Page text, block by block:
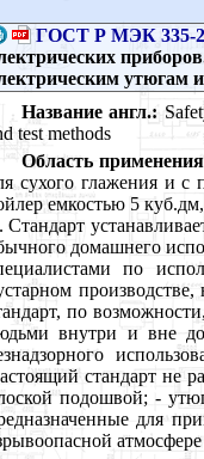
ГОСТ Р МЭК 335-
утюгам
Название англ.:
test methods
Область
сухого глажения и
емкостью 5
Стандарт
домашнего
по
по
внутри и вне
стандарт не
подошвой; -
для